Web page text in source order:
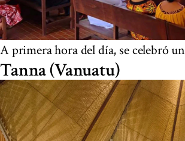
A primera hora del día, se celebró
Tanna (Vanuatu)